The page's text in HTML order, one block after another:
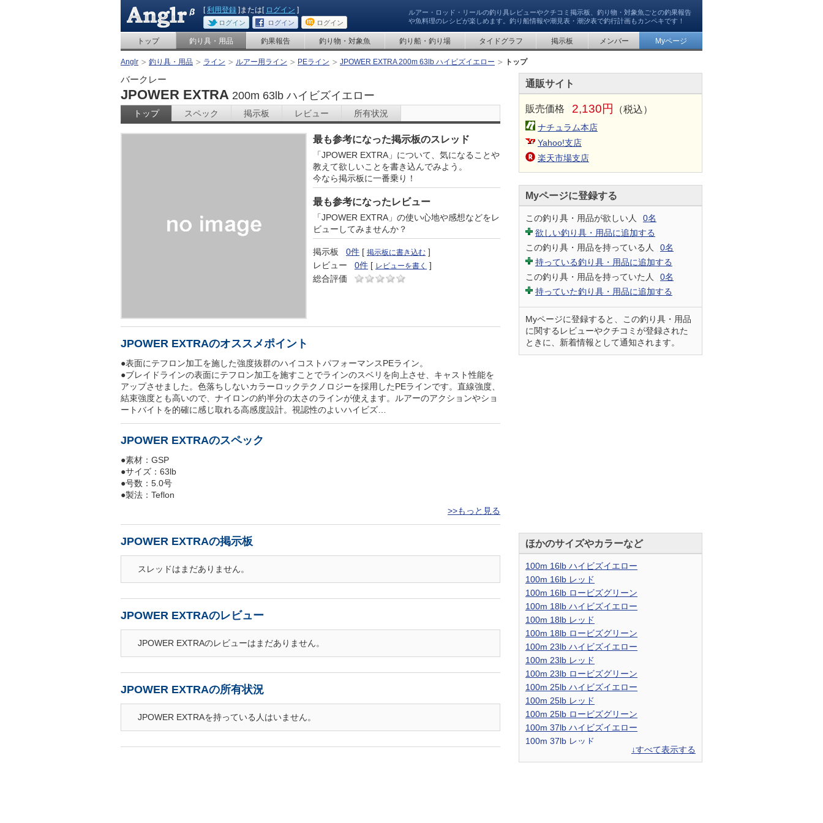
ルアー・ロッド・リールの釣り具レビューやクチコミ掲示板、釣り物・対象魚ごとの釣果報告
や魚料理のレシピが楽しめます。釣り船情報や潮見表・潮汐表で釣行計画もカンペキです！
[利用登録 ]または[ ログイン ]
ログイン ログイン ログイン
トップ 釣り具・用品 釣果報告 釣り物・対象魚 釣り船・釣り場 タイドグラフ 掲示板 メンバー Myページ
Anglr 釣り具・用品 ライン ルアー用ライン PEライン JPOWER EXTRA 200m 63lb ハイビズイエロー トップ
バークレー
JPOWER EXTRA 200m 63lb ハイビズイエロー
トップ スペック 掲示板 レビュー 所有状況
最も参考になった掲示板のスレッド
「JPOWER EXTRA」について、気になることや
教えて欲しいことを書き込んでみよう。
今なら掲示板に一番乗り！
最も参考になったレビュー
「JPOWER EXTRA」の使い心地や感想などをレ
ビューしてみませんか？
掲示板 0件 [ 掲示板に書き込む ]
レビュー
0件 [ レビューを書く ]
総合評価
JPOWER EXTRAのオススメポイント
●表面にテフロン加工を施した強度抜群のハイコストパフォーマンスPEライン。
●ブレイドラインの表面にテフロン加工を施すことでラインのスベリを向上させ、キャスト性能を
アップさせました。色落ちしないカラーロックテクノロジーを採用したPEラインです。直線強度、
結束強度とも高いので、ナイロンの約半分の太さのラインが使えます。ルアーのアクションやショ
ートバイトを的確に感じ取れる高感度設計。視認性のよいハイビズ…
JPOWER EXTRAのスペック
●素材：GSP
●サイズ：63lb
●号数：5.0号
●製法：Teflon
>>もっと見る
JPOWER EXTRAの掲示板
スレッドはまだありません。
JPOWER EXTRAのレビュー
JPOWER EXTRAのレビューはまだありません。
JPOWER EXTRAの所有状況
JPOWER EXTRAを持っている人はいません。
通販サイト
販売価格 2,130円 （税込）
ナチュラム本店
Yahoo!支店
楽天市場支店
Myページに登録する
この釣り具・用品が欲しい人
0名
欲しい釣り具・用品に追加する
この釣り具・用品を持っている人
0名
持っている釣り具・用品に追加する
この釣り具・用品を持っていた人
0名
持っていた釣り具・用品に追加する
Myページに登録すると、この釣り具・用品
に関するレビューやクチコミが登録された
ときに、新着情報として通知されます。
ほかのサイズやカラーなど
100m 16lb ハイビズイエロー
100m 16lb レッド
100m 16lb ロービズグリーン
100m 18lb ハイビズイエロー
100m 18lb レッド
100m 18lb ロービズグリーン
100m 23lb ハイビズイエロー
100m 23lb レッド
100m 23lb ロービズグリーン
100m 25lb ハイビズイエロー
100m 25lb レッド
100m 25lb ロービズグリーン
100m 37lb ハイビズイエロー
100m 37lb レッド
100m 37lb ロービズグリーン↓すべて表示する